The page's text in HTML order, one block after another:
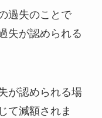
過失のことで
失が認められる
が認められる場
て減額されま